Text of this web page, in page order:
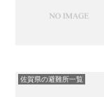
佐賀県の避難所一覧